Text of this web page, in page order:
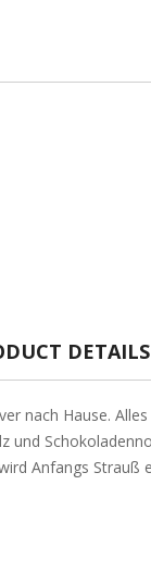
DETAILS
nach Hause.
und
Anfangs Strauß